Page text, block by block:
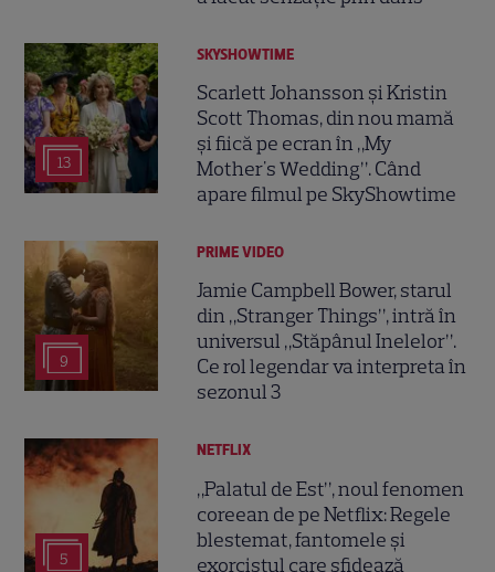
13
SKYSHOWTIME
Scarlett Johansson și Kristin
Scott Thomas, din nou mamă
și fiică pe ecran în „My
Mother's Wedding”. Când
apare filmul pe SkyShowtime
9
PRIME VIDEO
Jamie Campbell Bower, starul
din „Stranger Things”, intră în
universul „Stăpânul Inelelor”.
Ce rol legendar va interpreta în
sezonul 3
5
NETFLIX
„Palatul de Est”, noul fenomen
coreean de pe Netflix: Regele
blestemat, fantomele și
exorcistul care sfidează